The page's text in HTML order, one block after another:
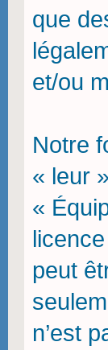
que
et/ou
Notre
« leur
«
peut
n’est